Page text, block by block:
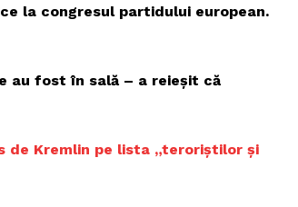
la congresul partidului european.
au fost în sală – a reieșit că
de Kremlin pe lista „teroriştilor şi